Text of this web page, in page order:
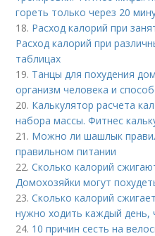
гореть только через 20
18. Расход калорий при
Расход калорий при
таблицах
19. Танцы для похудения
организм человека и
20. Калькулятор расчета
набора массы. Фитнес
21. Можно ли шашлык
правильном питании
22.Сколько калорий
Домохозяйки могут
23.Сколько калорий
нужно ходить каждый день,
24. 10 причин сесть на